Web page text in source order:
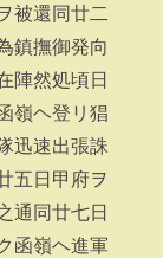
被還同廿二
鎮撫御発向
陣然処頃日
嶺ヘ登リ猖
迅速出張誅
五日甲府ヲ
通同廿七日
函嶺ヘ進軍